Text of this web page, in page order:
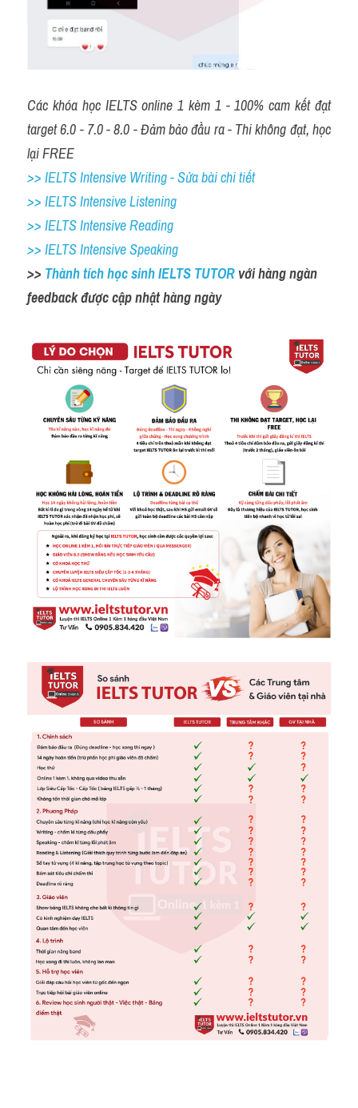
Các khóa học IELTS online 1 kèm 1 - 100% cam kết đạt
target 6.0 - 7.0 - 8.0 - Đảm bảo đầu ra - Thi không đạt, học
lại FREE
>> IELTS Intensive Writing - Sửa bài chi tiết
>> IELTS Intensive Listening
>> IELTS Intensive Reading
>> IELTS Intensive Speaking
>> Thành tích học sinh IELTS TUTOR với hàng ngàn
feedback được cập nhật hàng ngày